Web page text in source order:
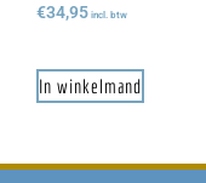
€34,95 incl. btw
In winkelmand